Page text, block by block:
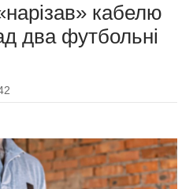
кабелю
два футбольні